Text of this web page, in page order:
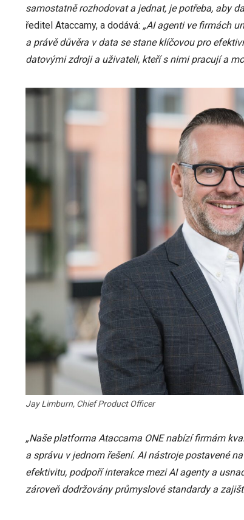
samostatně rozhodovat a jednat, je potřeba, aby
ředitel Ataccamy, a dodává: „AI agenti ve firmách
a právě důvěra v data se stane klíčovou pro
datovými zdroji a uživateli, kteří s nimi pracují a
Jay Limburn, Chief Product Officer
„Naše platforma Ataccama ONE nabízí firmám
a správu v jednom řešení. AI nástroje postavené
efektivitu, podpoří interakce mezi AI agenty a
zároveň dodržovány průmyslové standardy a